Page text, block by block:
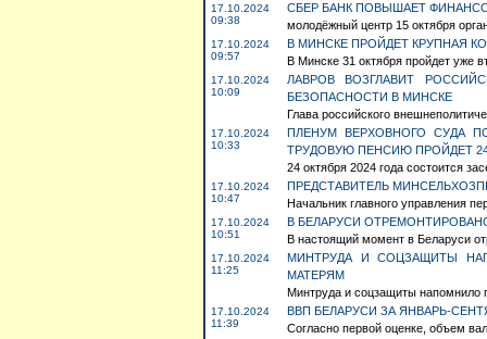
17.10.2024
09:38
СБЕР БАНК ПОВЫШАЕТ
молодёжный центр 15 октября
17.10.2024
09:57
В МИНСКЕ ПРОЙДЕТ КРУПНАЯ
В Минске 31 октября пройдет уже
17.10.2024
10:09
ЛАВРОВ ВОЗГЛАВИТ
БЕЗОПАСНОСТИ В МИНСКЕ
Глава российского
17.10.2024
10:33
ПЛЕНУМ ВЕРХОВНОГО СУДА
ТРУДОВУЮ ПЕНСИЮ ПРОЙДЕТ
24 октября 2024 года состоится
17.10.2024
10:47
ПРЕДСТАВИТЕЛЬ
Начальник главного управления
17.10.2024
10:51
В БЕЛАРУСИ
В настоящий момент в Беларуси
17.10.2024
11:25
МИНТРУДА И СОЦЗАЩИТЫ
МАТЕРЯМ
Минтруда и соцзащиты напомнило
17.10.2024
11:39
ВВП БЕЛАРУСИ ЗА ЯНВАРЬ-
Согласно первой оценке, объем